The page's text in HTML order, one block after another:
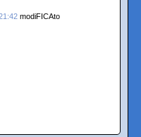
modiFICAto